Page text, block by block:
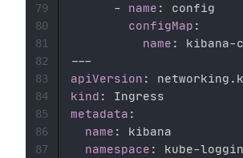
-
name :
config
configMap :
name : kibana-
---
apiVersion :
kind :
metadata :
name :
kibana
namespace : kube-
79
80
81
82
83
84
85
86
87